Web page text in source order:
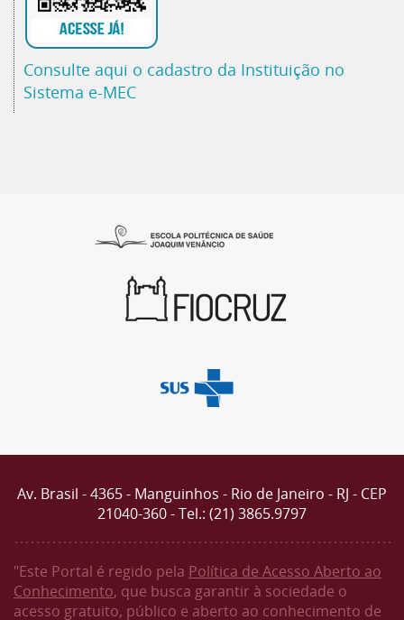
Consulte aqui o cadastro da Instituição no
Sistema e-MEC
Av. Brasil - 4365 - Manguinhos - Rio de Janeiro - RJ - CEP
21040-360 - Tel.: (21) 3865.9797
"Este Portal é regido pela Política de Acesso Aberto ao
Conhecimento, que busca garantir à sociedade o
acesso gratuito, público e aberto ao conhecimento de